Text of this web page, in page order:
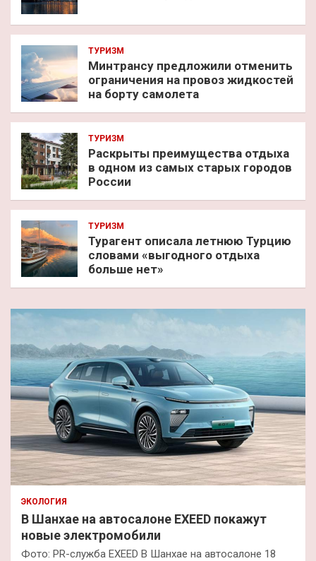
ТУРИЗМ
Минтрансу предложили отменить
ограничения на провоз жидкостей
на борту самолета
ТУРИЗМ
Раскрыты преимущества отдыха
в одном из самых старых городов
России
ТУРИЗМ
Турагент описала летнюю Турцию
словами «выгодного отдыха
больше нет»
ЭКОЛОГИЯ
В Шанхае на автосалоне EXEED покажут
новые электромобили
Фото: PR-служба EXEED В Шанхае на автосалоне 18